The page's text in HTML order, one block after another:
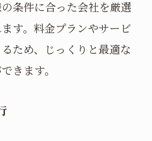
条件に合った会社を厳選
す。料金プランやサービ
ため、じっくりと最適な
きます。